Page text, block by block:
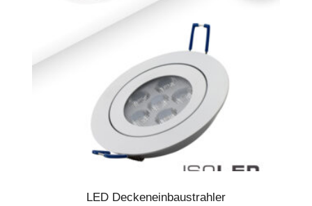
LED Deckeneinbaustrahler